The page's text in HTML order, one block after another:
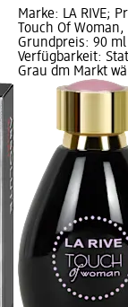
Marke: LA RIVE;
Touch Of
Grundpreis: 90
Verfügbarkeit:
Grau dm Markt